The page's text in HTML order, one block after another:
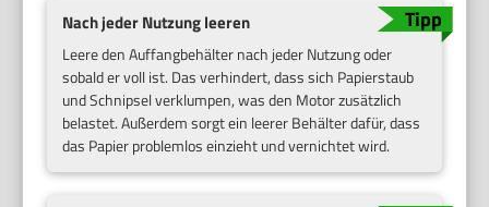
Nach jeder Nutzung leeren
Leere den Auffangbehälter nach jeder Nutzung oder
sobald er voll ist. Das verhindert, dass sich Papierstaub
und Schnipsel verklumpen, was den Motor zusätzlich
belastet. Außerdem sorgt ein leerer Behälter dafür, dass
das Papier problemlos einzieht und vernichtet wird.